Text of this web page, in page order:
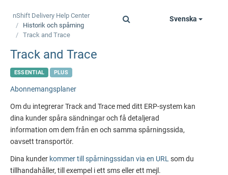
Svenska
nShift Delivery Help Center
Historik och spårning
Track and Trace
Track and Trace
ESSENTIAL PLUS
Abonnemangsplaner
Om du integrerar Track and Trace med ditt ERP-system kan
dina kunder spåra sändningar och få detaljerad
information om dem från en och samma spårningssida,
oavsett transportör.
Dina kunder kommer till spårningssidan via en URL som du
tillhandahåller, till exempel i ett sms eller ett mejl.